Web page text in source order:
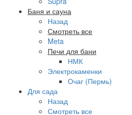
Баня и сауна
Назад
Смотреть все
Meta
Печи для бани
НМК
Электрокаменки
Очаг (Пермь)
Для сада
Назад
Смотреть все